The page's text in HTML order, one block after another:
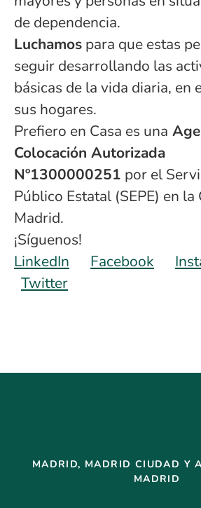
de dependencia.
Luchamos para que estas
seguir desarrollando las
básicas de la vida diaria, en
sus hogares.
Prefiero en Casa es una
Colocación Autorizada
Nº1300000251 por el
Público Estatal (SEPE) en
Madrid.
¡Síguenos!
LinkedIn
Facebook
Twitter
MADRID, MADRID CIUDAD Y
MADRID